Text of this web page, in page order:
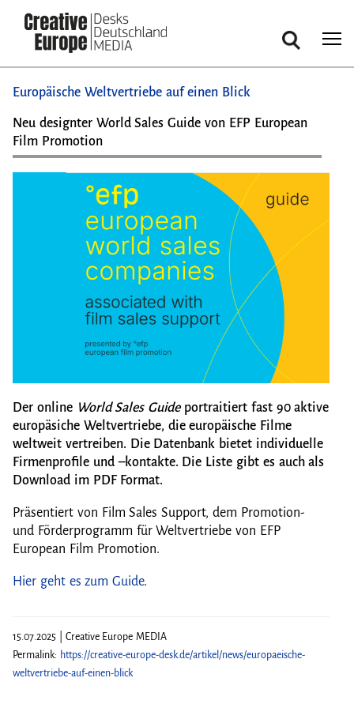
zum
Inhalt
Suche
Europäische Weltvertriebe auf einen Blick
Neu designter World Sales Guide von EFP European
Film Promotion
Der online World Sales Guideportraitiert fast 90 aktive
europäsiche Weltvertriebe, die europäische Filme
weltweit vertreiben. Die Datenbank bietet individuelle
Firmenprofile und –kontakte. Die Liste gibt es auch als
Download im PDF Format.
Präsentiert von Film Sales Support, dem Promotion-
und Förderprogramm für Weltvertriebe von EFP
European Film Promotion.
Hier geht es zum Guide.
15.07.2025 | Creative Europe MEDIA
Permalink: https://creative-europe-desk.de/artikel/news/europaeische-
weltvertriebe-auf-einen-blick